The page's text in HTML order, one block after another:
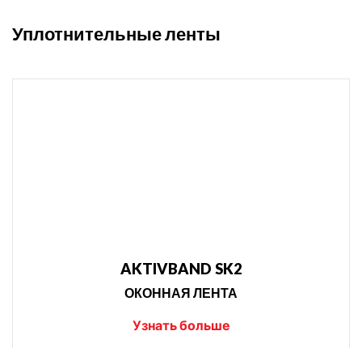
Уплотнительные ленты
AKTIVBAND SK2
ОКОННАЯ ЛЕНТА
Узнать больше